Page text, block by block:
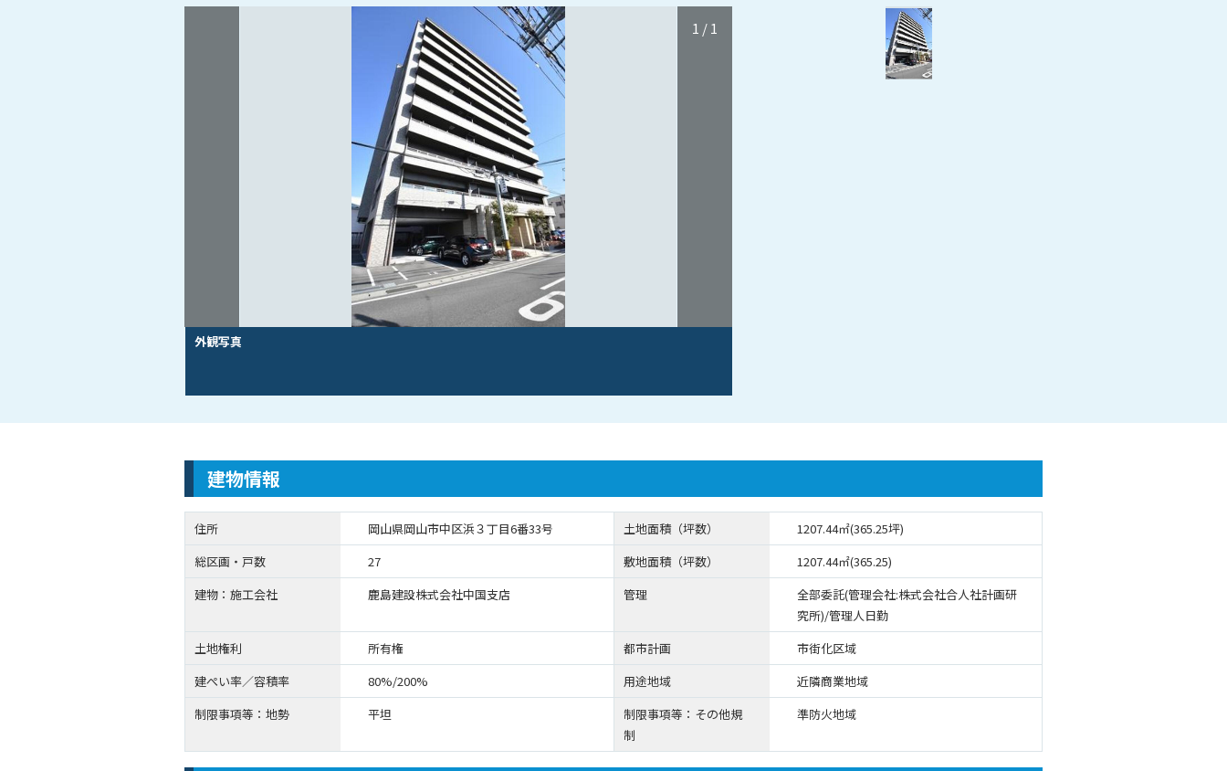
外観写真
1 /1
建物情報
住所 岡山県岡山市中区浜３丁目6番33号 土地面積（坪数）
1207.44㎡(365.25坪)
総区画・戸数
27 敷地面積（坪数）
1207.44㎡(365.25)
建物：施工会社
鹿島建設株式会社中国支店 管理
全部委託(管理会社:株式会社合人社計画研
究所)/管理人日勤
土地権利
所有権 都市計画
市街化区域
建ぺい率／容積率
80%/200% 用途地域
近隣商業地域
制限事項等：地勢
平坦
制限事項等：その他規
制
準防火地域